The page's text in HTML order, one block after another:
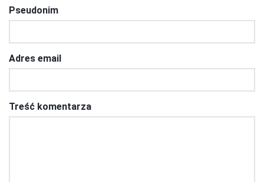
Pseudonim
Adres email
Treść komentarza